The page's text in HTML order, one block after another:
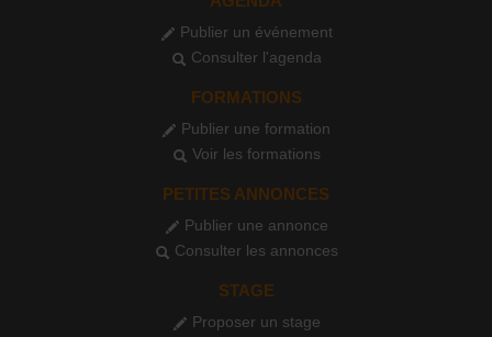
Publier un événement
Consulter l'agenda
FORMATIONS
Publier une formation
Voir les formations
PETITES ANNONCES
Publier une annonce
Consulter les annonces
STAGE
Proposer un stage